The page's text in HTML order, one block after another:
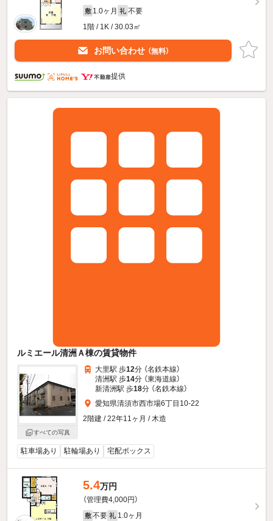
敷 1.0ヶ月 礼 不要
1階 / 1K / 30.03㎡
お問い合わせ （無料）
提供
ルミエール清洲Ａ棟の賃貸物件
すべての写真
大里駅 歩12分 （名鉄本線）
清洲駅 歩14分 （東海道線）
新清洲駅 歩18分 （名鉄本線）
愛知県清須市西市場6丁目10-22
2階建 / 22年11ヶ月 / 木造
駐車場あり 駐輪場あり 宅配ボックス
5.4万円
（管理費4,000円）
敷 不要 礼 1.0ヶ月